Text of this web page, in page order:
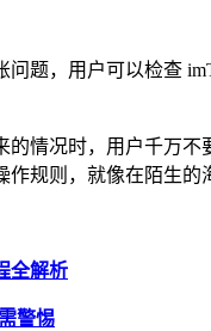
题，用户可以检查
的情况时，用户千万
规则，就像在陌生
全解析
警惕